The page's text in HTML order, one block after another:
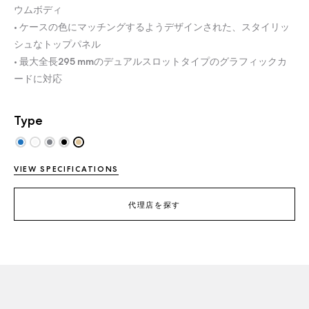
ウムボディ
• ケースの色にマッチングするようデザインされた、スタイリッ
シュなトップパネル
• 最大全長295 mmのデュアルスロットタイプのグラフィックカ
ードに対応
Type
VIEW SPECIFICATIONS
代理店を探す